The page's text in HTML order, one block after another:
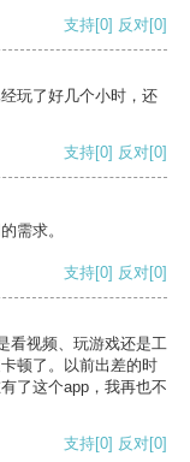
支持[0] 反对[0]
玩了好几个小时，还
支持[0] 反对[0]
需求。
支持[0] 反对[0]
看视频、玩游戏还是工
顿了。以前出差的时
了这个app，我再也不
支持[0] 反对[0]